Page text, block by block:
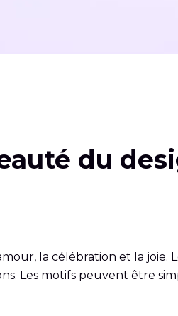
du
la célébration et la joie.
Les motifs peuvent être